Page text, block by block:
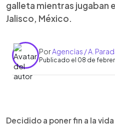
galleta mientras jugaban
Jalisco, México.
PorAgencias / A.
Publicado el 08 de
► Escuchar artículo
Decidido a poner fin a la